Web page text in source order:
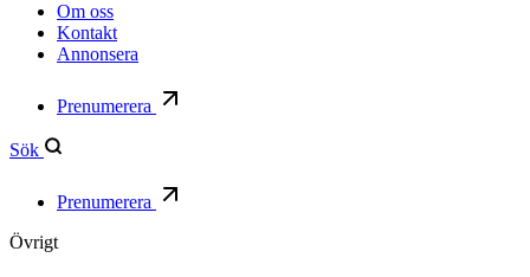
Om oss
Kontakt
Annonsera
Prenumerera
Sök
Prenumerera
Övrigt